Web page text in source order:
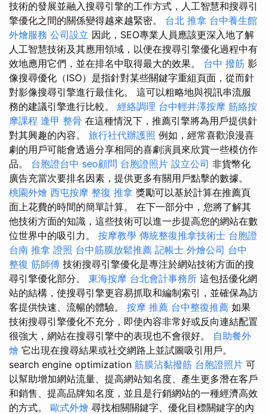
技術的發展並融入搜尋引擎的工作方式，人工智慧和搜尋引
擎優化之間的關係變得越來越緊密。 台北 推拿 台中養生館
外燴服務 公司設立 因此，SEO專業人員應該更深入地了解
人工智慧技術及其應用領域，以便在搜尋引擎優化過程中有
效地應用它們，並在排名中取得最大的效果。 台中 撥筋 影
像搜尋優化（ISO）是指針對某些關鍵字重組頁面，從而針
對影像搜尋引擎進行最佳化。 這可以粗略地與視訊串流服
務的建議引擎進行比較。 經絡調理 台中輕井澤按摩 筋絡按
摩課程 逢甲 整骨 在這種情況下，推薦引擎將為用戶提供針
對其興趣的內容。 旅行社代辦護照 例如，經常喜歡浪漫喜
劇的用戶可能會透過分享相同的喜劇演員來欣賞一些模仿作
品。 台胞證台中 seo顧問 台胞證照片 設立公司 非貨幣化
廣告充當次要排名因素，提供更多有關用戶點擊的數據。
桃園外燴 西屯按摩 整復 推拿 獎勵可以基於計算在推薦頁
面上花費的時間的簡單計算。 在下一部分中，您將了解其
他技術方面的知識，這些技術可以進一步提高您的網站在數
位世界中的吸引力。 按摩教學 傳統整復推拿技術士 台胞證
台南 推拿 證照 台中筋膜放鬆推薦 記帳士 外燴公司 台中
整復 筋師傅 技術搜尋引擎優化是專注於網站技術方面的搜
尋引擎優化部分。 東海按摩 台北會計事務所 這包括優化網
站的結構，使搜尋引擎更容易抓取和編制索引，並確保為訪
客提供快速、流暢的體驗。 按摩 推薦 台中整復推薦 如果
技術搜尋引擎優化不充分，即使內容非常好或反向連結配置
很強大，網站在搜尋引擎中的表現也不會很好。 自助餐外
燴 它出現在搜尋結果或社交網路上並試圖吸引用戶。
search engine optimization 筋膜沾黏撥筋 台胞證照片 可
以幫助增加網站流量、提高網站知名度、產生更多潛在客戶
和銷售、提高品牌知名度，並且是行銷網站的一種經濟高效
的方式。 歐式外燴 尋找相關關鍵字、優化目標關鍵字的內